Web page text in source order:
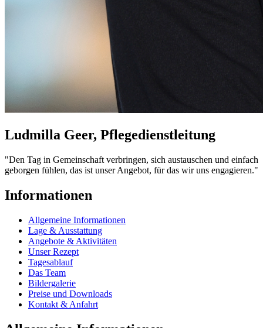
Ludmilla Geer, Pflegedienstleitung
"Den Tag in Gemeinschaft verbringen, sich austauschen und einfach
geborgen fühlen, das ist unser Angebot, für das wir uns engagieren."
Informationen
Allgemeine Informationen
Lage & Ausstattung
Angebote & Aktivitäten
Unser Rezept
Tagesablauf
Das Team
Bildergalerie
Preise und Downloads
Kontakt & Anfahrt